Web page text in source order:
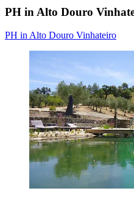
PH in Alto Douro
PH in Alto Douro Vinhateiro